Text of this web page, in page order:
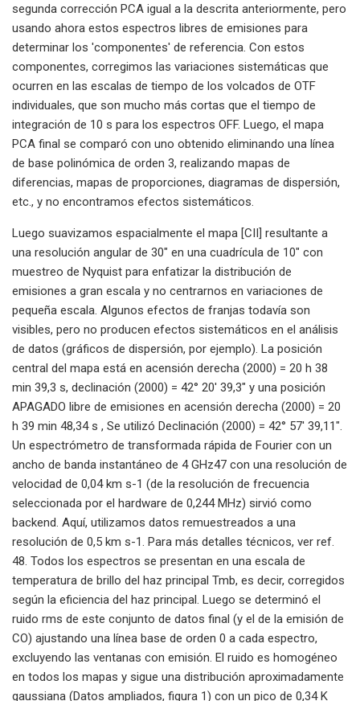
segunda corrección PCA igual a la descrita anteriormente, pero
usando ahora estos espectros libres de emisiones para
determinar los 'componentes' de referencia. Con estos
componentes, corregimos las variaciones sistemáticas que
ocurren en las escalas de tiempo de los volcados de OTF
individuales, que son mucho más cortas que el tiempo de
integración de 10 s para los espectros OFF. Luego, el mapa
PCA final se comparó con uno obtenido eliminando una línea
de base polinómica de orden 3, realizando mapas de
diferencias, mapas de proporciones, diagramas de dispersión,
etc., y no encontramos efectos sistemáticos.
Luego suavizamos espacialmente el mapa [CII] resultante a
una resolución angular de 30″ en una cuadrícula de 10″ con
muestreo de Nyquist para enfatizar la distribución de
emisiones a gran escala y no centrarnos en variaciones de
pequeña escala. Algunos efectos de franjas todavía son
visibles, pero no producen efectos sistemáticos en el análisis
de datos (gráficos de dispersión, por ejemplo). La posición
central del mapa está en acensión derecha (2000) = 20 h 38
min 39,3 s, declinación (2000) = 42° 20′ 39,3″ y una posición
APAGADO libre de emisiones en acensión derecha (2000) = 20
h 39 min 48,34 s , Se utilizó Declinación (2000) = 42° 57′ 39,11″.
Un espectrómetro de transformada rápida de Fourier con un
ancho de banda instantáneo de 4 GHz47 con una resolución de
velocidad de 0,04 km s-1 (de la resolución de frecuencia
seleccionada por el hardware de 0,244 MHz) sirvió como
backend. Aquí, utilizamos datos remuestreados a una
resolución de 0,5 km s-1. Para más detalles técnicos, ver ref.
48. Todos los espectros se presentan en una escala de
temperatura de brillo del haz principal Tmb, es decir, corregidos
según la eficiencia del haz principal. Luego se determinó el
ruido rms de este conjunto de datos final (y el de la emisión de
CO) ajustando una línea base de orden 0 a cada espectro,
excluyendo las ventanas con emisión. El ruido es homogéneo
en todos los mapas y sigue una distribución aproximadamente
gaussiana (Datos ampliados, figura 1) con un pico de 0,34 K